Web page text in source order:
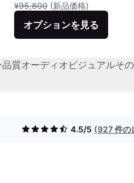
¥95,800 (新品価格)
オプションを見る
品質オーディオビジュアルそ
4.5/5 (927 件の